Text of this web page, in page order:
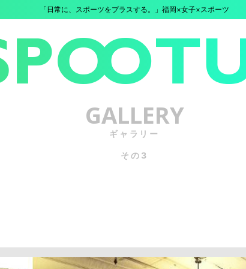
「日常に、スポーツをプラスする。」福岡×女子×スポーツ
GALLERY
ギャラリー
その3